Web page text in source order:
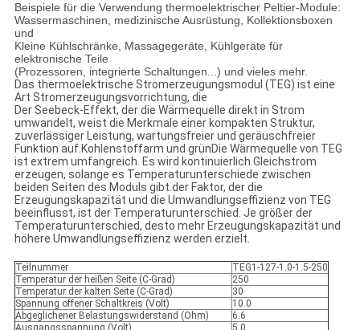
Beispiele für die Verwendung thermoelektrischer Peltier-Module:
Wassermaschinen, medizinische Ausrüstung, Kollektionsboxen
und
Kleine Kühlschränke, Massagegeräte, Kühlgeräte für
elektronische Teile
(Prozessoren, integrierte Schaltungen...) und vieles mehr.
Das thermoelektrische Stromerzeugungsmodul (TEG) ist eine
Art Stromerzeugungsvorrichtung, die
Der Seebeck-Effekt, der die Wärmequelle direkt in Strom
umwandelt, weist die Merkmale einer kompakten Struktur,
zuverlässiger Leistung, wartungsfreier und geräuschfreier
Funktion auf.Kohlenstoffarm und grünDie Wärmequelle von TEG
ist extrem umfangreich. Es wird kontinuierlich Gleichstrom
erzeugen, solange es Temperaturunterschiede zwischen
beiden Seiten des Moduls gibt.der Faktor, der die
Erzeugungskapazität und die Umwandlungseffizienz von TEG
beeinflusst, ist der Temperaturunterschied. Je größer der
Temperaturunterschied, desto mehr Erzeugungskapazität und
höhere Umwandlungseffizienz werden erzielt.
Teilnummer
TEG1-127-1.0-1.5-250
Temperatur der heißen Seite (C-Grad)
250
Temperatur der kalten Seite (C-Grad)
30
Spannung offener Schaltkreis (Volt)
10.0
Abgeglichener Belastungswiderstand (Ohm)
6.6